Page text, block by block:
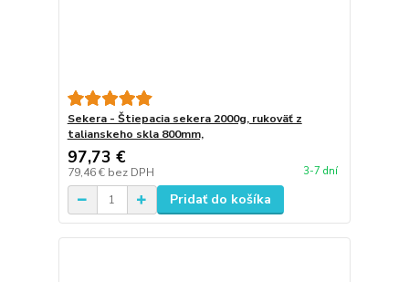
Sekera - Štiepacia sekera 2000g, rukoväť z
talianskeho skla 800mm,
97,73 €
79,46 € bez DPH 3-7 dní
Pridať do košíka